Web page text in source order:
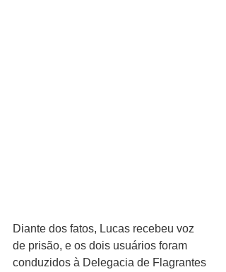
Diante dos fatos, Lucas recebeu voz
de prisão, e os dois usuários foram
conduzidos à Delegacia de Flagrantes